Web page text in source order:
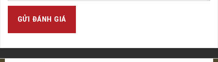
GỬI ĐÁNH GIÁ